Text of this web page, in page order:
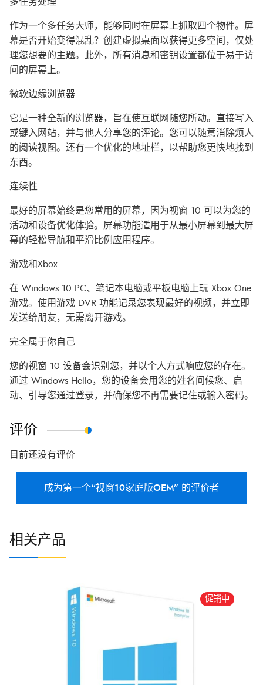
作为一个多任务大师，能够同时在屏幕上抓取四个物件。屏
幕是否开始变得混乱？创建虚拟桌面以获得更多空间，仅处
理您想要的主题。此外，所有消息和密钥设置都位于易于访
问的屏幕上。
微软边缘浏览器
它是一种全新的浏览器，旨在使互联网随您所动。直接写入
或键入网站，并与他人分享您的评论。您可以随意消除烦人
的阅读视图。还有一个优化的地址栏，以帮助您更快地找到
东西。
连续性
最好的屏幕始终是您常用的屏幕，因为视窗 10 可以为您的
活动和设备优化体验。屏幕功能适用于从最小屏幕到最大屏
幕的轻松导航和平滑比例应用程序。
游戏和Xbox
在 Windows 10 PC、笔记本电脑或平板电脑上玩 Xbox One
游戏。使用游戏 DVR 功能记录您表现最好的视频，并立即
发送给朋友，无需离开游戏。
完全属于你自己
您的视窗 10 设备会识别您，并以个人方式响应您的存在。
通过 Windows Hello，您的设备会用您的姓名问候您、启
动、引导您通过登录，并确保您不再需要记住或输入密码。
评价
目前还没有评价
成为第一个“视窗10家庭版OEM” 的评价者
相关产品
促销中